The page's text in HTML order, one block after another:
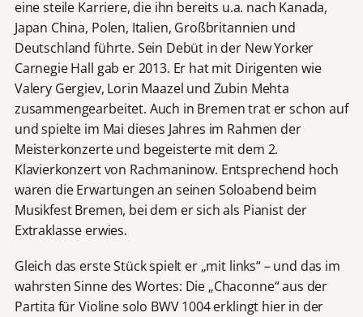
eine steile Karriere, die ihn bereits u.a. nach Kanada,
Japan China, Polen, Italien, Großbritannien und
Deutschland führte. Sein Debüt in der New Yorker
Carnegie Hall gab er 2013. Er hat mit Dirigenten wie
Valery Gergiev, Lorin Maazel und Zubin Mehta
zusammengearbeitet. Auch in Bremen trat er schon auf
und spielte im Mai dieses Jahres im Rahmen der
Meisterkonzerte und begeisterte mit dem 2.
Klavierkonzert von Rachmaninow. Entsprechend hoch
waren die Erwartungen an seinen Soloabend beim
Musikfest Bremen, bei dem er sich als Pianist der
Extraklasse erwies.
Gleich das erste Stück spielt er „mit links“ – und das im
wahrsten Sinne des Wortes: Die „Chaconne“ aus der
Partita für Violine solo BWV 1004 erklingt hier in der